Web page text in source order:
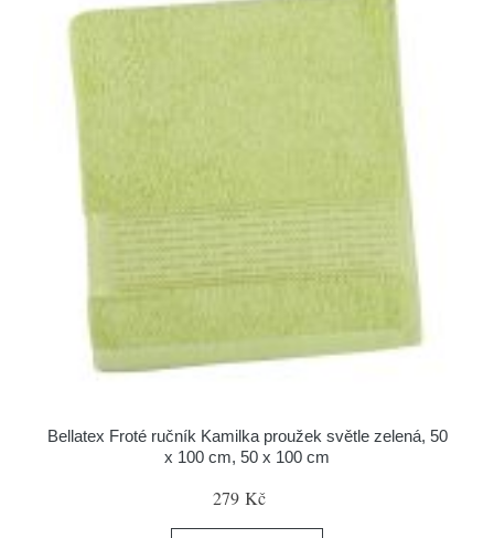
Bellatex Froté ručník Kamilka proužek světle zelená, 50
x 100 cm, 50 x 100 cm
279 Kč